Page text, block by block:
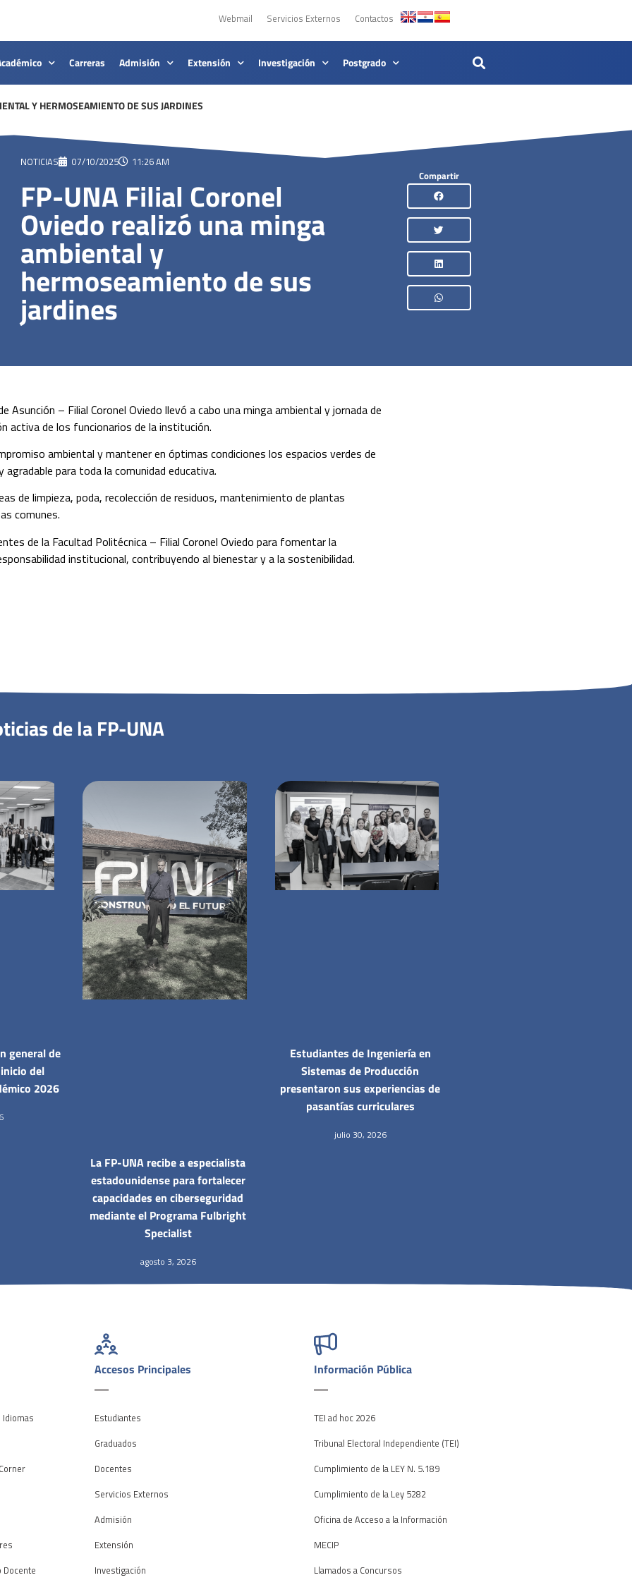
Webmail Servicios Externos Contactos
Carreras Admisión Extensión Investigación Postgrado
Y HERMOSEAMIENTO DE SUS JARDINES
NOTICIAS 07/10/2025 11:26 AM
FP-UNA Filial Coronel
Oviedo realizó una minga
ambiental y
hermoseamiento de sus
jardines
Compartir
Asunción – Filial Coronel Oviedo llevó a cabo una minga ambiental y jornada de
activa de los funcionarios de la institución.
ambiental y mantener en óptimas condiciones los espacios verdes de
para toda la comunidad educativa.
de limpieza, poda, recolección de residuos, mantenimiento de plantas
comunes.
de la Facultad Politécnica – Filial Coronel Oviedo para fomentar la
institucional, contribuyendo al bienestar y a la sostenibilidad.
de la FP-UNA
general de
del
2026
La FP-UNA recibe a especialista
estadounidense para fortalecer
capacidades en ciberseguridad
mediante el Programa Fulbright
Specialist
agosto 3, 2026
Estudiantes de Ingeniería en
Sistemas de Producción
presentaron sus experiencias de
pasantías curriculares
julio 30, 2026
Docente
Accesos Principales
Estudiantes
Graduados
Docentes
Servicios Externos
Admisión
Extensión
Investigación
Información Pública
TEI ad hoc 2026
Tribunal Electoral Independiente (TEI)
Cumplimiento de la LEY N. 5.189
Cumplimiento de la Ley 5282
Oficina de Acceso a la Información
MECIP
Llamados a Concursos